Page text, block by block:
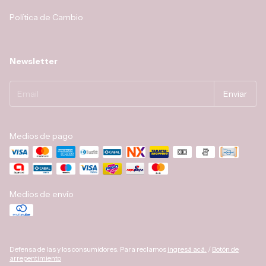
Política de Cambio
Newsletter
Medios de pago
Medios de envío
Defensa de las y los consumidores. Para reclamos ingresá acá. / Botón de
arrepentimiento